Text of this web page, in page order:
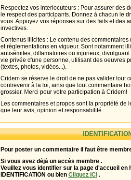
Respectez vos interlocuteurs : Pour assurer des
le respect des participants. Donnez à chacun le
vous. Appuyez vos réponses sur des faits et des
invectives.
Contenus illicites : Le contenu des
et réglementations en vigueur. Sont notamment
antisémites, diffamatoires ou injurieux,
vie privée d'une personne, utilisant des oeuvres
(textes, photos, vidéos...).
Cridem se réserve le droit de ne pas valider tout
contrevenir à la loi, ainsi que tout commentaire
grossier. Merci pour votre participation à Cridem!
Les commentaires et propos sont la propriété de
que leur avis, opinion et responsabilité.
Pour poster un commentaire il faut être
Si vous avez déjà un accès membre .
Veuillez vous identifier sur la page d'accueil en
IDENTIFICATION ou bien Cliquez ICI .